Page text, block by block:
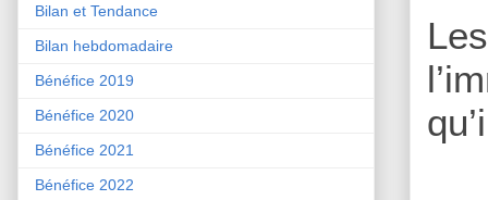
Bilan et Tendance
Bilan hebdomadaire
Bénéfice 2019
Bénéfice 2020
Bénéfice 2021
Bénéfice 2022